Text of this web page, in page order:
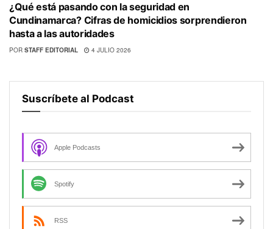
¿Qué está pasando con la seguridad en
Cundinamarca? Cifras de homicidios sorprendieron
hasta a las autoridades
POR STAFF EDITORIAL 4 JULIO 2026
Suscríbete al Podcast
Apple Podcasts
Spotify
RSS